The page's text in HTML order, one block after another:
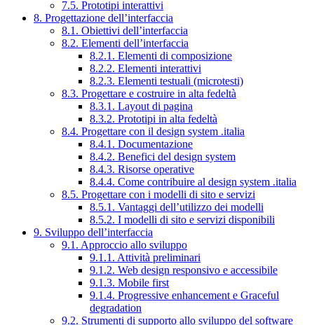
7.5. Prototipi interattivi
8. Progettazione dell’interfaccia
8.1. Obiettivi dell’interfaccia
8.2. Elementi dell’interfaccia
8.2.1. Elementi di composizione
8.2.2. Elementi interattivi
8.2.3. Elementi testuali (microtesti)
8.3. Progettare e costruire in alta fedeltà
8.3.1. Layout di pagina
8.3.2. Prototipi in alta fedeltà
8.4. Progettare con il design system .italia
8.4.1. Documentazione
8.4.2. Benefici del design system
8.4.3. Risorse operative
8.4.4. Come contribuire al design system .italia
8.5. Progettare con i modelli di sito e servizi
8.5.1. Vantaggi dell’utilizzo dei modelli
8.5.2. I modelli di sito e servizi disponibili
9. Sviluppo dell’interfaccia
9.1. Approccio allo sviluppo
9.1.1. Attività preliminari
9.1.2. Web design responsivo e accessibile
9.1.3. Mobile first
9.1.4. Progressive enhancement e Graceful
degradation
9.2. Strumenti di supporto allo sviluppo del software